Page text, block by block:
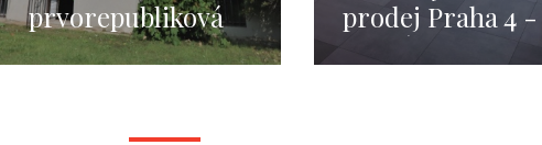
prvorepubliková
vila na prodej v
prodej Praha 4 -
Braník - 217m